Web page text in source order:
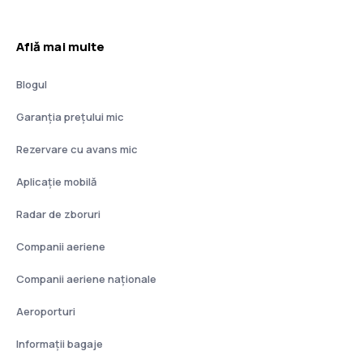
Află mai multe
Blogul
Garanția prețului mic
Rezervare cu avans mic
Aplicație mobilă
Radar de zboruri
Companii aeriene
Companii aeriene naţionale
Aeroporturi
Informații bagaje